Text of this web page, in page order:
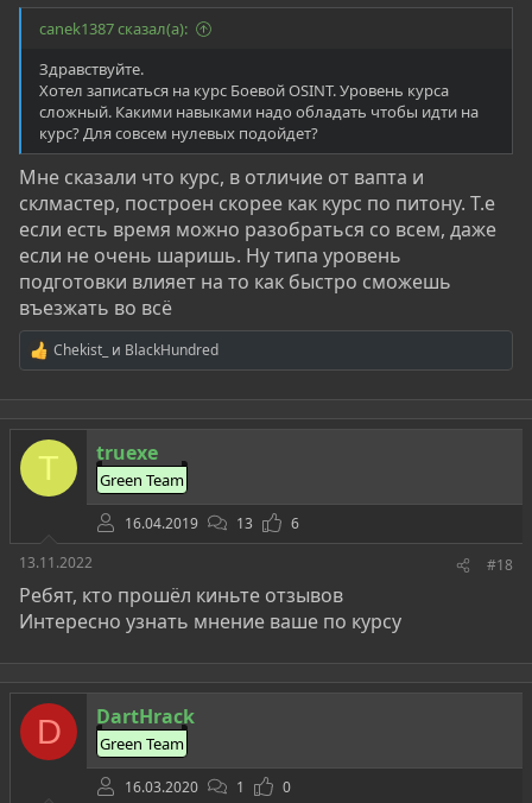
canek1387 сказал(а):
Здравствуйте.
Хотел записаться на курс Боевой OSINT. Уровень курса
сложный. Какими навыками надо обладать чтобы идти на
курс? Для совсем нулевых подойдет?
Мне сказали что курс, в отличие от вапта и
склмастер, построен скорее как курс по питону. Т.е
если есть время можно разобраться со всем, даже
если не очень шаришь. Ну типа уровень
подготовки влияет на то как быстро сможешь
въезжать во всё
Р
е
а
к
ц
и
:
Chekist_ и BlackHundred
T truexe
Green Team
16.04.2019 13
6
13.11.2022
#18
Ребят, кто прошёл киньте отзывов
Интересно узнать мнение ваше по курсу
D DartHrack
Green Team
16.03.2020 1
0